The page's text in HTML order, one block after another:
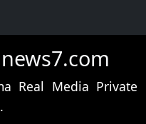
Real Media Private